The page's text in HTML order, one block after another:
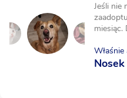
Jeśli nie
miesiąc.
Nosek